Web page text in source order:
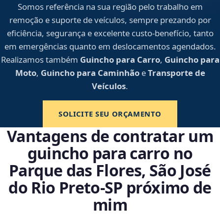
Somos referência na sua região pelo trabalho em
remoção e suporte de veículos, sempre prezando por
eficiência, segurança e excelente custo-benefício, tanto
em emergências quanto em deslocamentos agendados.
Realizamos também Guincho para Carro, Guincho para
Moto, Guincho para CaminhãoeTransporte de
Veículos.
SOLICITE SEU ORÇAMENTO
Vantagens de contratar um
guincho para carro no
Parque das Flores, São José
do Rio Preto‑SP próximo de
mim